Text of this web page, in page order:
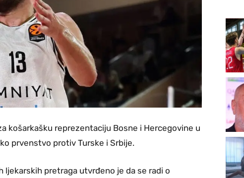
košarkašku reprezentaciju Bosne i Hercegovine u
prvenstvo protiv Turske i Srbije.
pretraga utvrđeno je da se radi o